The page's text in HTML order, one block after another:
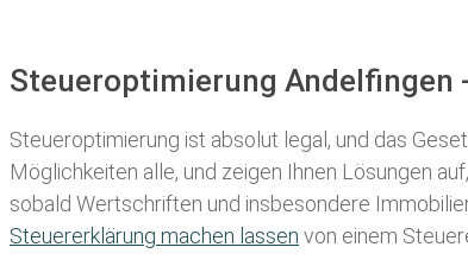
Steueroptimierung Andelfingen
Steueroptimierung ist absolut legal, und das
Möglichkeiten alle, und zeigen Ihnen Lösungen
sobald Wertschriften und insbesondere
Steuererklärung machen lassen von einem